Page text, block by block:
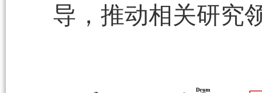
导，推动相关研究